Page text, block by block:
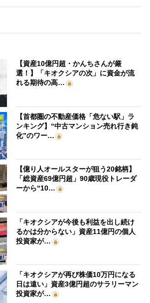
【資産10億円超・かんちさんが厳
選！】「キオクシアの次」に資金が流
れる期待の高…
【首都圏の不動産価格「危ない駅」ラ
ンキング】“中古マンション売れ行き鈍
化”のワー…
【億り人オールスターが狙う20銘柄】
「総資産69億円超」90歳現役トレーダ
ーから“10…
「キオクシアが今後も利益を出し続け
るかは分からない」資産11億円の個人
投資家が…
「キオクシアが再び株価10万円になる
日は遠い」資産3億円超のサラリーマン
投資家が…